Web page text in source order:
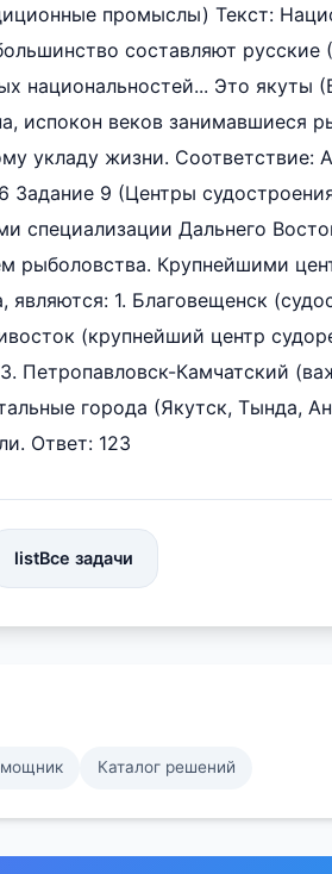
промыслы) Текст:
составляют
национальностей... Это якуты
испокон веков занимавшиеся
укладу жизни. Соответствие:
9 (Центры
специализации Дальнего
рыболовства. Крупнейшими
1. Благовещенск
(крупнейший центр
Петропавловск-Камчатский
города (Якутск, Тында,
Ответ: 123
listВсе задачи
Каталог решений